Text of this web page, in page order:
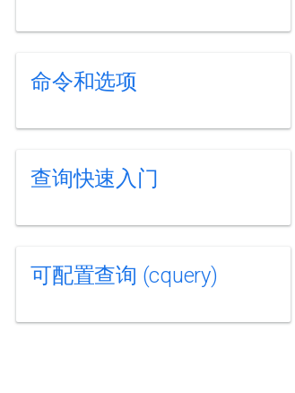
命令和选项
查询快速入门
可配置查询 (cquery)